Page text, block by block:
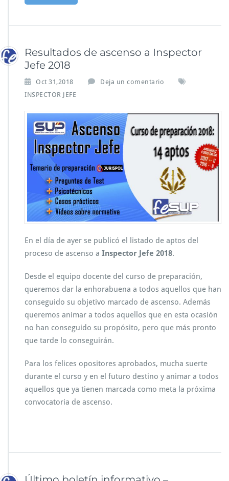
Resultados de ascenso a Inspector
Jefe 2018
Oct 31,2018
Deja un comentario
INSPECTOR JEFE
En el día de ayer se publicó el listado de aptos del
proceso de ascenso a Inspector Jefe 2018.
Desde el equipo docente del curso de preparación,
queremos dar la enhorabuena a todos aquellos que han
conseguido su objetivo marcado de ascenso. Además
queremos animar a todos aquellos que en esta ocasión
no han conseguido su propósito, pero que más pronto
que tarde lo conseguirán.
Para los felices opositores aprobados, mucha suerte
durante el curso y en el futuro destino y animar a todos
aquellos que ya tienen marcada como meta la próxima
convocatoria de ascenso.